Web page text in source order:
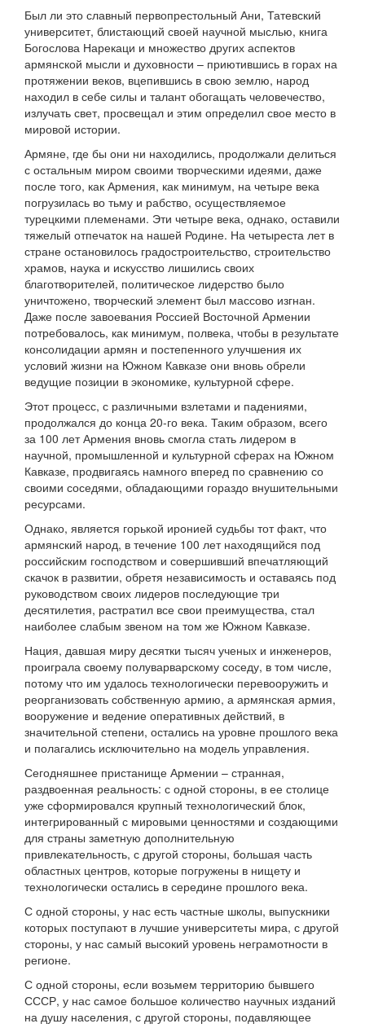
Был ли это славный первопрестольный Ани, Татевский
университет, блистающий своей научной мыслью, книга
Богослова Нарекаци и множество других аспектов
армянской мысли и духовности – приютившись в горах на
протяжении веков, вцепившись в свою землю, народ
находил в себе силы и талант обогащать человечество,
излучать свет, просвещал и этим определил свое место в
мировой истории.
Армяне, где бы они ни находились, продолжали делиться
с остальным миром своими творческими идеями, даже
после того, как Армения, как минимум, на четыре века
погрузилась во тьму и рабство, осуществляемое
турецкими племенами. Эти четыре века, однако, оставили
тяжелый отпечаток на нашей Родине. На четыреста лет в
стране остановилось градостроительство, строительство
храмов, наука и искусство лишились своих
благотворителей, политическое лидерство было
уничтожено, творческий элемент был массово изгнан.
Даже после завоевания Россией Восточной Армении
потребовалось, как минимум, полвека, чтобы в результате
консолидации армян и постепенного улучшения их
условий жизни на Южном Кавказе они вновь обрели
ведущие позиции в экономике, культурной сфере.
Этот процесс, с различными взлетами и падениями,
продолжался до конца 20-го века. Таким образом, всего
за 100 лет Армения вновь смогла стать лидером в
научной, промышленной и культурной сферах на Южном
Кавказе, продвигаясь намного вперед по сравнению со
своими соседями, обладающими гораздо внушительными
ресурсами.
Однако, является горькой иронией судьбы тот факт, что
армянский народ, в течение 100 лет находящийся под
российским господством и совершивший впечатляющий
скачок в развитии, обретя независимость и оставаясь под
руководством своих лидеров последующие три
десятилетия, растратил все свои преимущества, стал
наиболее слабым звеном на том же Южном Кавказе.
Нация, давшая миру десятки тысяч ученых и инженеров,
проиграла своему полуварварскому соседу, в том числе,
потому что им удалось технологически перевооружить и
реорганизовать собственную армию, а армянская армия,
вооружение и ведение оперативных действий, в
значительной степени, остались на уровне прошлого века
и полагались исключительно на модель управления.
Сегодняшнее пристанище Армении – странная,
раздвоенная реальность: с одной стороны, в ее столице
уже сформировался крупный технологический блок,
интегрированный с мировыми ценностями и создающими
для страны заметную дополнительную
привлекательность, с другой стороны, большая часть
областных центров, которые погружены в нищету и
технологически остались в середине прошлого века.
С одной стороны, у нас есть частные школы, выпускники
которых поступают в лучшие университеты мира, с другой
стороны, у нас самый высокий уровень неграмотности в
регионе.
С одной стороны, если возьмем территорию бывшего
СССР, у нас самое большое количество научных изданий
на душу населения, с другой стороны, подавляющее